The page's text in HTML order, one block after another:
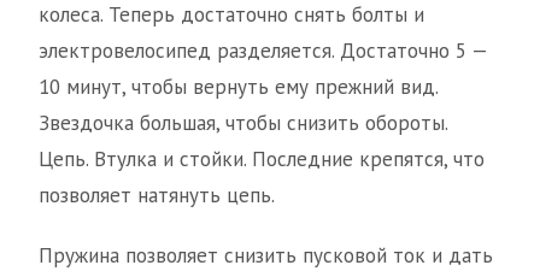
колеса. Теперь достаточно снять болты и
электровелосипед разделяется. Достаточно 5 —
10 минут, чтобы вернуть ему прежний вид.
Звездочка большая, чтобы снизить обороты.
Цепь. Втулка и стойки. Последние крепятся, что
позволяет натянуть цепь.
Пружина позволяет снизить пусковой ток и дать